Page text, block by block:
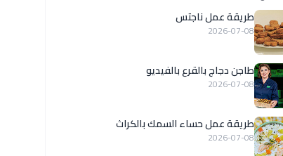
طريقة عمل ناجتس
2026-07-08
طاجن دجاج بالقرع بالفيديو
2026-07-08
طريقة عمل حساء السمك بالكراث
2026-07-08